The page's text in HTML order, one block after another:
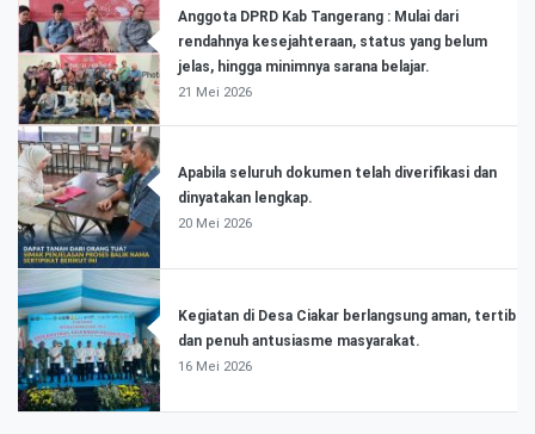
Anggota DPRD Kab Tangerang : Mulai dari
rendahnya kesejahteraan, status yang belum
jelas, hingga minimnya sarana belajar.
21 Mei 2026
Apabila seluruh dokumen telah diverifikasi dan
dinyatakan lengkap.
20 Mei 2026
Kegiatan di Desa Ciakar berlangsung aman, tertib
dan penuh antusiasme masyarakat.
16 Mei 2026